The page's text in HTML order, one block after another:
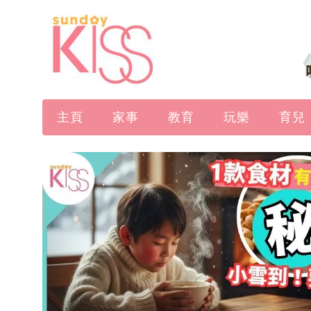
主頁 家事 教育 玩樂 育兒